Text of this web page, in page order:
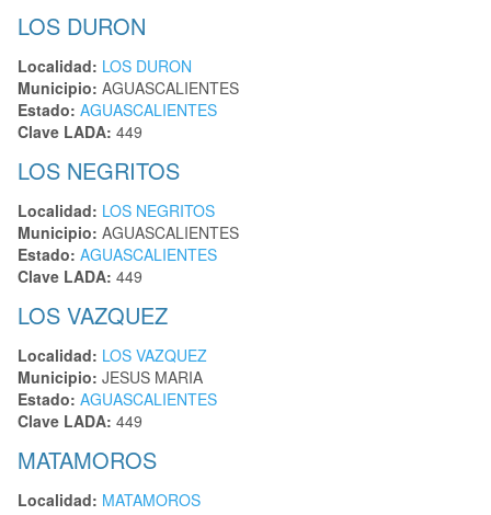
LOS DURON
Localidad: LOS DURON
Municipio: AGUASCALIENTES
Estado: AGUASCALIENTES
Clave LADA: 449
LOS NEGRITOS
Localidad: LOS NEGRITOS
Municipio: AGUASCALIENTES
Estado: AGUASCALIENTES
Clave LADA: 449
LOS VAZQUEZ
Localidad: LOS VAZQUEZ
Municipio: JESUS MARIA
Estado: AGUASCALIENTES
Clave LADA: 449
MATAMOROS
Localidad: MATAMOROS